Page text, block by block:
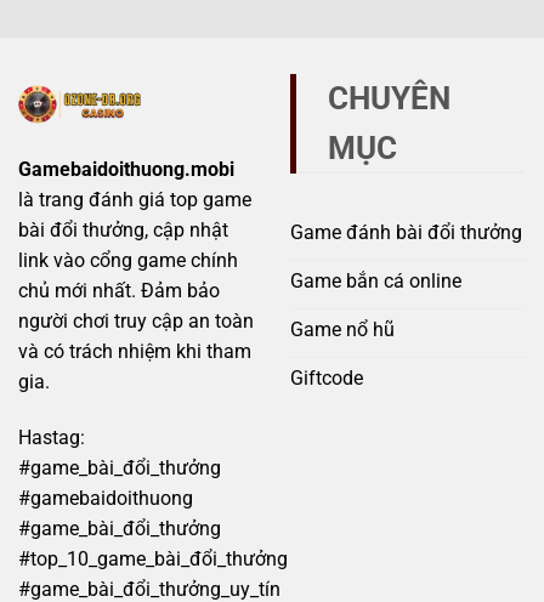
rủi
Gamebaidoithuong.mobi
là trang đánh giá top game
bài đổi thưởng, cập nhật
link vào cổng game chính
chủ mới nhất. Đảm bảo
người chơi truy cập an toàn
và có trách nhiệm khi tham
gia.
Hastag:
#game_bài_đổi_thưởng
#gamebaidoithuong
#game_bài_đổi_thưởng
#top_10_game_bài_đổi_thưởng
#game_bài_đổi_thưởng_uy_tín
CHUYÊN
MỤC
Game đánh bài đổi thưởng
Game bắn cá online
Game nổ hũ
Giftcode